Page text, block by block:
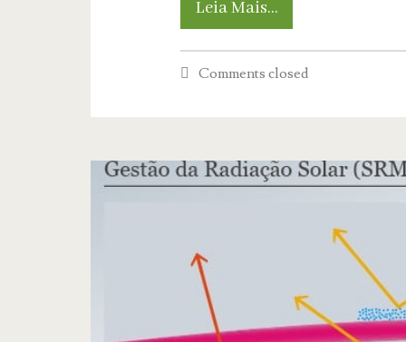
Leia Mais…Os
Guardiões
Comments closed